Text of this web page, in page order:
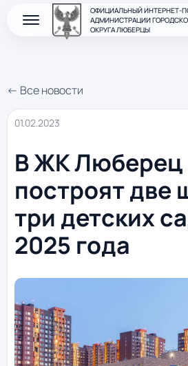
ОФИЦИАЛЬНЫЙ ИНТЕРНЕТ-
АДМИНИСТРАЦИИ
ОКРУГА ЛЮБЕРЦЫ
← Все новости
01.02.2023
В ЖК Люберец
построят две
три детских
2025 года